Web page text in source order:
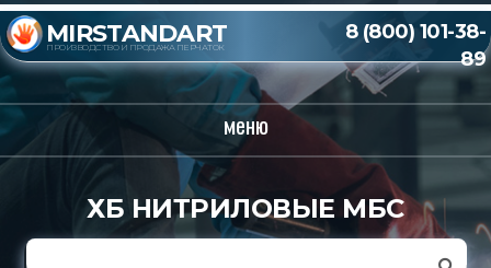
MIRSTANDART
ПРОИЗВОДСТВО И ПРОДАЖА ПЕРЧАТОК
8 (800) 101-38-
89
меню
ХБ НИТРИЛОВЫЕ МБС